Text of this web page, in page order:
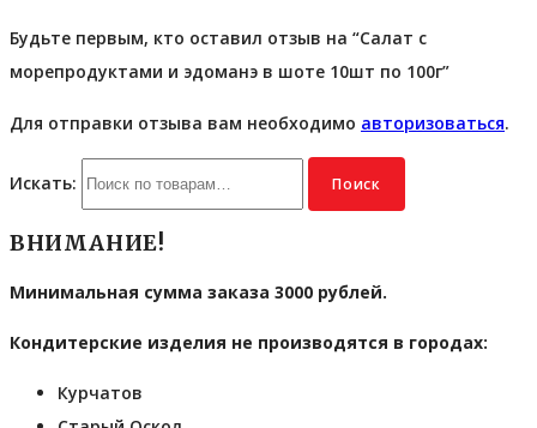
Будьте первым, кто оставил отзыв на “Салат с
морепродуктами и эдоманэ в шоте 10шт по 100г”
Для отправки отзыва вам необходимо авторизоваться.
Искать: Поиск
ВНИМАНИЕ!
Минимальная сумма заказа 3000 рублей.
Кондитерские изделия не производятся в городах:
Курчатов